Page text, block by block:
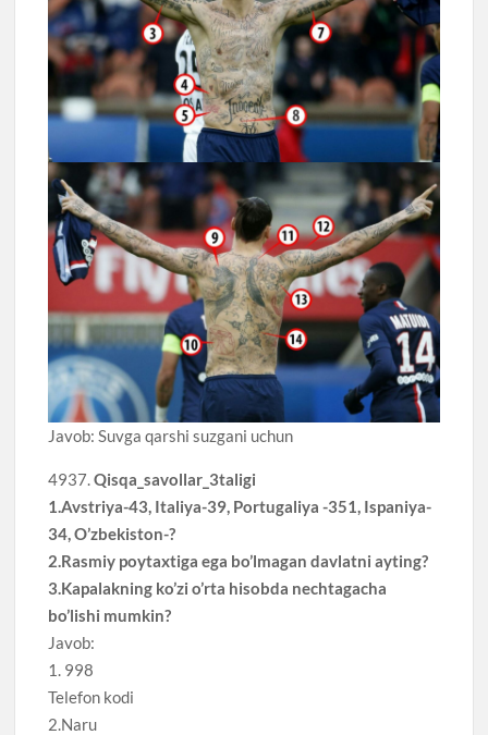
Javob: Suvga qarshi suzgani uchun
4937.Qisqa_savollar_3taligi
1.Avstriya-43, Italiya-39, Portugaliya -351, Ispaniya-
34, O’zbekiston-?
2.Rasmiy poytaxtiga ega bo’lmagan davlatni ayting?
3.Kapalakning ko’zi o’rta hisobda nechtagacha
bo’lishi mumkin?
Javob:
1. 998
Telefon kodi
2.Naru